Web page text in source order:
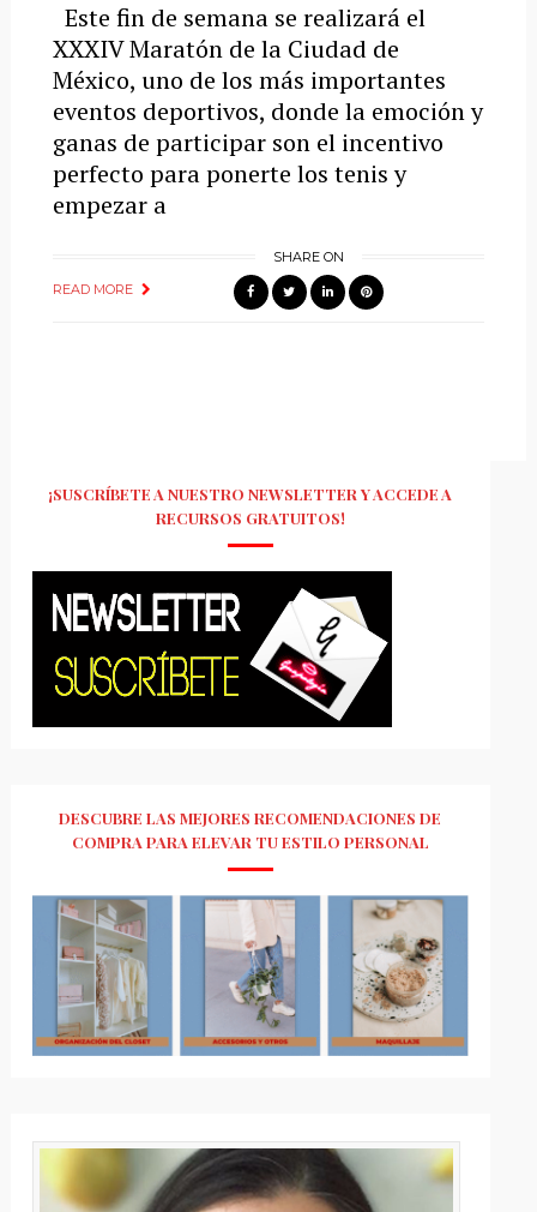
Este fin de semana se realizará el
XXXIV Maratón de la Ciudad de
México, uno de los más importantes
eventos deportivos, donde la emoción y
ganas de participar son el incentivo
perfecto para ponerte los tenis y
empezar a
READ MORE
SHARE ON
¡SUSCRÍBETE A NUESTRO NEWSLETTER Y ACCEDE A
RECURSOS GRATUITOS!
DESCUBRE LAS MEJORES RECOMENDACIONES DE
COMPRA PARA ELEVAR TU ESTILO PERSONAL